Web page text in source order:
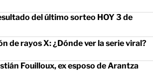
del último sorteo HOY 3 de
de rayos X: ¿Dónde ver la serie viral?
Fouilloux, ex esposo de Arantza